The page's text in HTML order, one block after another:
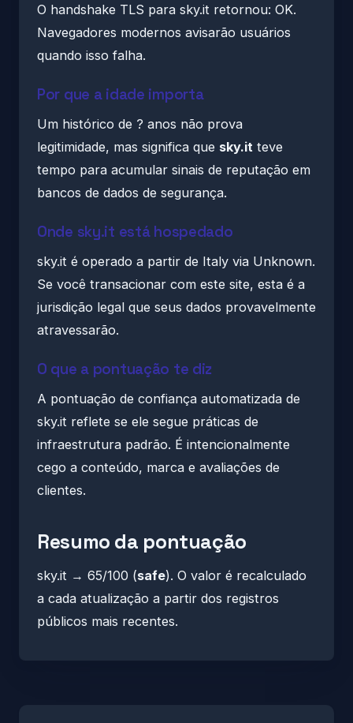
O handshake TLS para sky.it retornou: OK.
Navegadores modernos avisarão usuários
quando isso falha.
Por que a idade importa
Um histórico de ? anos não prova
legitimidade, mas significa que sky.it teve
tempo para acumular sinais de reputação em
bancos de dados de segurança.
Onde sky.it está hospedado
sky.it é operado a partir de Italy via Unknown.
Se você transacionar com este site, esta é a
jurisdição legal que seus dados provavelmente
atravessarão.
O que a pontuação te diz
A pontuação de confiança automatizada de
sky.it reflete se ele segue práticas de
infraestrutura padrão. É intencionalmente
cego a conteúdo, marca e avaliações de
clientes.
Resumo da pontuação
sky.it → 65/100 (safe). O valor é recalculado
a cada atualização a partir dos registros
públicos mais recentes.